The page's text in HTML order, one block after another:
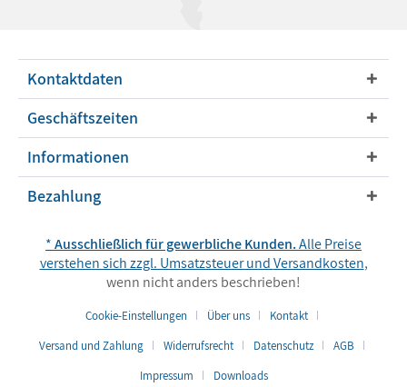
Kontaktdaten
Geschäftszeiten
Informationen
Bezahlung
*Ausschließlich für gewerbliche Kunden.Alle Preise
verstehen sich zzgl. Umsatzsteuer undVersandkosten,
wenn nicht anders beschrieben!
Cookie-Einstellungen Über uns
Kontakt
Versand und Zahlung
Widerrufsrecht Datenschutz
AGB
Impressum
Downloads